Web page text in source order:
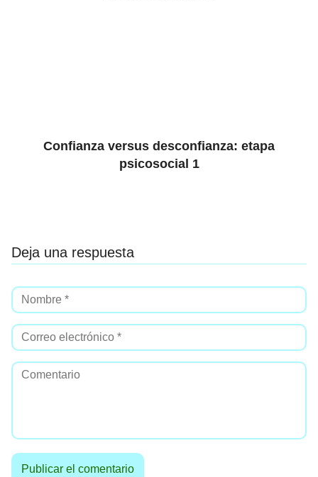
Confianza versus desconfianza: etapa
psicosocial 1
Deja una respuesta